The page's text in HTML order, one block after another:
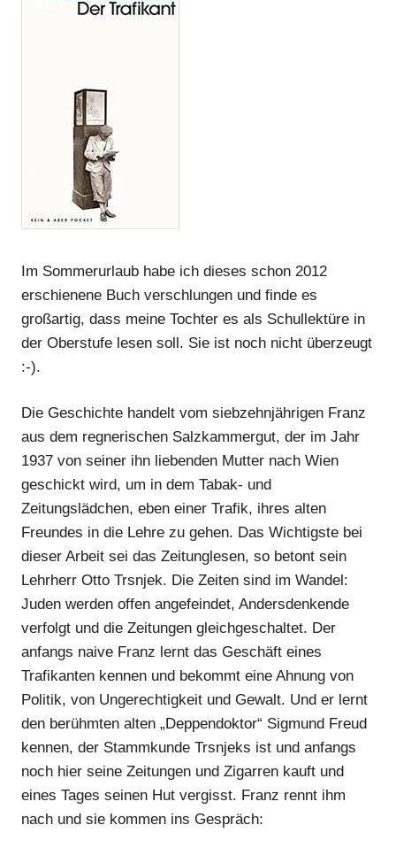
Im Sommerurlaub habe ich dieses schon 2012
erschienene Buch verschlungen und finde es
großartig, dass meine Tochter es als Schullektüre in
der Oberstufe lesen soll. Sie ist noch nicht überzeugt
:-).
Die Geschichte handelt vom siebzehnjährigen Franz
aus dem regnerischen Salzkammergut, der im Jahr
1937 von seiner ihn liebenden Mutter nach Wien
geschickt wird, um in dem Tabak- und
Zeitungslädchen, eben einer Trafik, ihres alten
Freundes in die Lehre zu gehen. Das Wichtigste bei
dieser Arbeit sei das Zeitunglesen, so betont sein
Lehrherr Otto Trsnjek. Die Zeiten sind im Wandel:
Juden werden offen angefeindet, Andersdenkende
verfolgt und die Zeitungen gleichgeschaltet. Der
anfangs naive Franz lernt das Geschäft eines
Trafikanten kennen und bekommt eine Ahnung von
Politik, von Ungerechtigkeit und Gewalt. Und er lernt
den berühmten alten „Deppendoktor“ Sigmund Freud
kennen, der Stammkunde Trsnjeks ist und anfangs
noch hier seine Zeitungen und Zigarren kauft und
eines Tages seinen Hut vergisst. Franz rennt ihm
nach und sie kommen ins Gespräch: